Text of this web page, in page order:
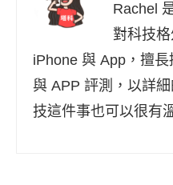
Rachel
對科技
iPhone 與 App，擅
與 APP 評測，以詳
技這件事也可以很有